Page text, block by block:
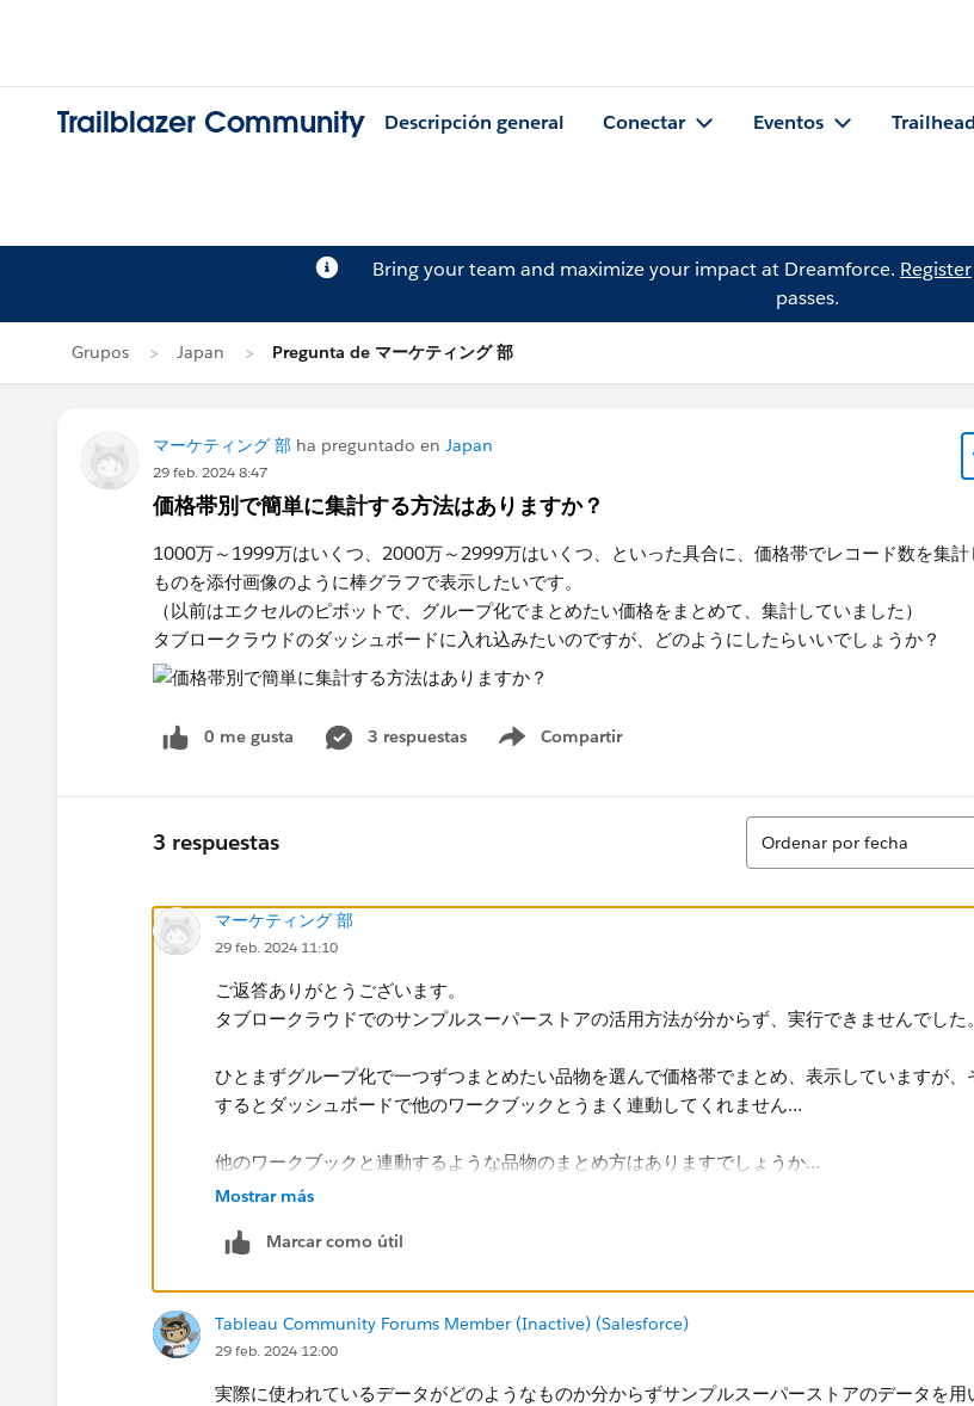
Trailblazer Community Descripción general Conectar Eventos Trailhead
Bring your team and maximize your impact at Dreamforce. Register
passes.
Grupos Japan Pregunta de マーケティング 部
マーケティング 部 ha preguntado en Japan
29 feb. 2024 8:47
価格帯別で簡単に集計する方法はありますか？
1000万～1999万はいくつ、2000万～2999万はいくつ、といった​具合に、価格帯でレコード数を集計
ものを添付画像のように棒グラフで表示したいです。
（以前はエクセルのピボットで、グループ化でまとめたい価格をまとめて、集計していました）
タブロークラウドのダッシュボードに入れ込みたいのですが、どのようにしたらいいでしょうか？​
0 me gusta 3 respuestas Compartir
Show menu
3 respuestas
Ordenar
Ordenar por fecha
マーケティング 部
29 feb. 2024 11:10
ご返答ありがとうございます。
タブロークラウドでのサンプルスーパーストアの活用方法が分からず、実行できませんでした。
ひとまずグループ化で一つずつまとめたい品物を選んで価格帯でまとめ、表示していますが、
するとダッシュボードで他のワークブックとうまく連動してくれません…
他のワークブックと連動するような品物のまとめ方はありますでしょうか…
Mostrar más
Marcar como útil
Tableau Community Forums Member (Inactive) (Salesforce)
29 feb. 2024 12:00
実際に使われているデータがどのようなものか分からずサンプルスーパーストアのデータを用